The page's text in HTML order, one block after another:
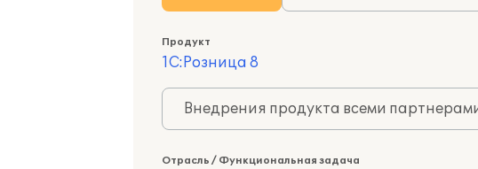
Продукт
1С:Розница 8
Внедрения продукта всеми
Отрасль / Функциональная задача